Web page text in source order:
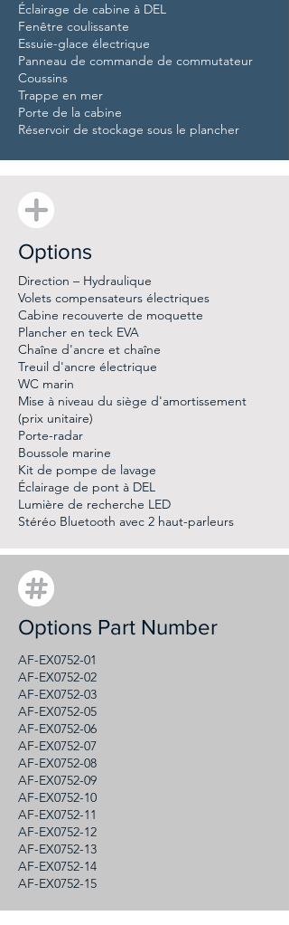
Éclairage de cabine à DEL
Fenêtre coulissante
Essuie-glace électrique
Panneau de commande de commutateur
Coussins
Trappe en mer
Porte de la cabine
Réservoir de stockage sous le plancher
Options
Direction – Hydraulique
Volets compensateurs électriques
Cabine recouverte de moquette
Plancher en teck EVA
Chaîne d'ancre et chaîne
Treuil d'ancre électrique
WC marin
Mise à niveau du siège d'amortissement
(prix unitaire)
Porte-radar
Boussole marine
Kit de pompe de lavage
Éclairage de pont à DEL
Lumière de recherche LED
Stéréo Bluetooth avec 2 haut-parleurs
Options Part Number
AF-EX0752-01
AF-EX0752-02
AF-EX0752-03
AF-EX0752-05
AF-EX0752-06
AF-EX0752-07
AF-EX0752-08
AF-EX0752-09
AF-EX0752-10
AF-EX0752-11
AF-EX0752-12
AF-EX0752-13
AF-EX0752-14
AF-EX0752-15